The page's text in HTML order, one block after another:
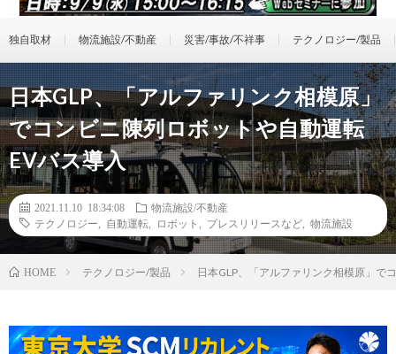
独自取材 物流施設/不動産 災害/事故/不祥事 テクノロジー/製品
日本GLP、「アルファリンク相模原」
でコンビニ陳列ロボットや自動運転
EVバス導入
2021.11.10 18:34:08
物流施設/不動産
テクノロジー
自動運転 ロボット プレスリリースなど 物流施設
HOME テクノロジー/製品 日本GLP、「アルファリンク相模原」で